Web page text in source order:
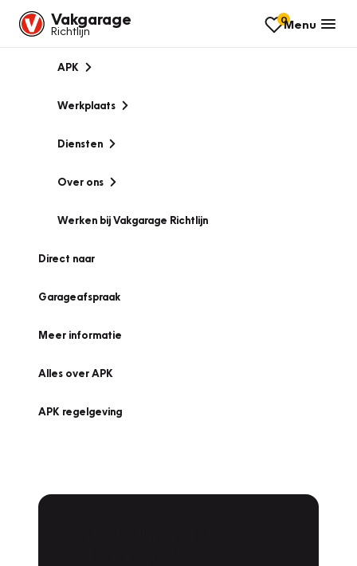
Vakgarage
Richtlijn
0Menu
APK
Werkplaats
Diensten
Over ons
Werken bij Vakgarage Richtlijn
Direct naar
Garageafspraak
Meer informatie
Alles over APK
APK regelgeving